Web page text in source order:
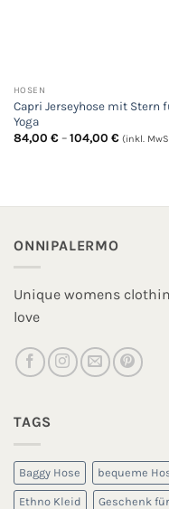
HOSEN
Capri Jerseyhose mit Stern
Yoga
84,00 € – 104,00 € (inkl.
ONNIPALERMO
Unique womens
love
TAGS
Baggy Hose bequeme
Ethno Kleid Geschenk